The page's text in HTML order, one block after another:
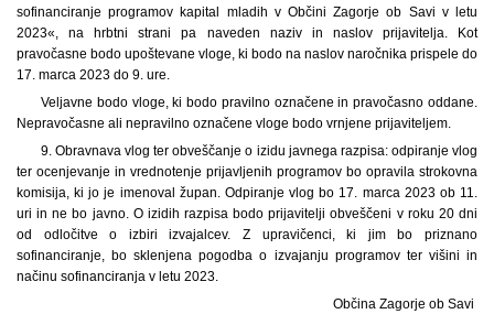
sofinanciranje programov kapital mladih v Občini Zagorje ob Savi v letu
2023«, na hrbtni strani pa naveden naziv in naslov prijavitelja. Kot
pravočasne bodo upoštevane vloge, ki bodo na naslov naročnika prispele do
17. marca 2023 do 9. ure.
Veljavne bodo vloge, ki bodo pravilno označene in pravočasno oddane.
Nepravočasne ali nepravilno označene vloge bodo vrnjene prijaviteljem.
9. Obravnava vlog ter obveščanje o izidu javnega razpisa: odpiranje vlog
ter ocenjevanje in vrednotenje prijavljenih programov bo opravila strokovna
komisija, ki jo je imenoval župan. Odpiranje vlog bo 17. marca 2023 ob 11.
uri in ne bo javno. O izidih razpisa bodo prijavitelji obveščeni v roku 20 dni
od odločitve o izbiri izvajalcev. Z upravičenci, ki jim bo priznano
sofinanciranje, bo sklenjena pogodba o izvajanju programov ter višini in
načinu sofinanciranja v letu 2023.
Občina Zagorje ob Savi